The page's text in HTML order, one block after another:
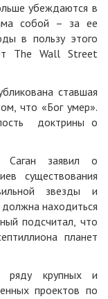
убеждаются в
собой – за ее
в пользу этого
The Wall Street
ставшая
что «Бог умер».
доктрины о
заявил о
существования
звезды и
находиться
подсчитал, что
планет
ряду крупных и
проектов по